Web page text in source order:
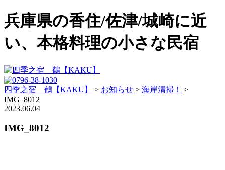
兵庫県の香住/佐津/城崎に近
い、本格料理の小さな民宿
四季之宿 鶴【KAKU】 > お知らせ > 海岸清掃！
>
IMG_8012
2023.06.04
IMG_8012